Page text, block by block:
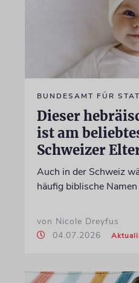
BUNDESAMT FÜR
Dieser
ist am
Schweizer
Auch in der Schweiz
häufig biblische
von Nicole Dreyfus
04.07.2026